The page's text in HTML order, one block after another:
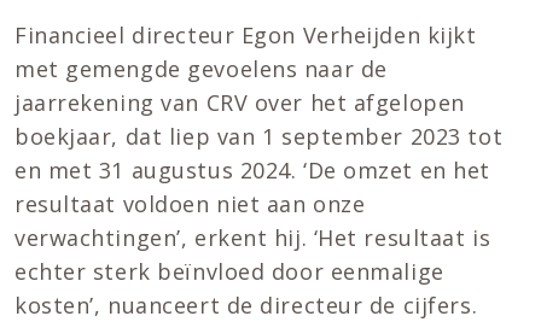
Financieel directeur Egon Verheijden kijkt
met gemengde gevoelens naar de
jaarrekening van CRV over het afgelopen
boekjaar, dat liep van 1 september 2023 tot
en met 31 augustus 2024. ‘De omzet en het
resultaat voldoen niet aan onze
verwachtingen’, erkent hij. ‘Het resultaat is
echter sterk beïnvloed door eenmalige
kosten’, nuanceert de directeur de cijfers.